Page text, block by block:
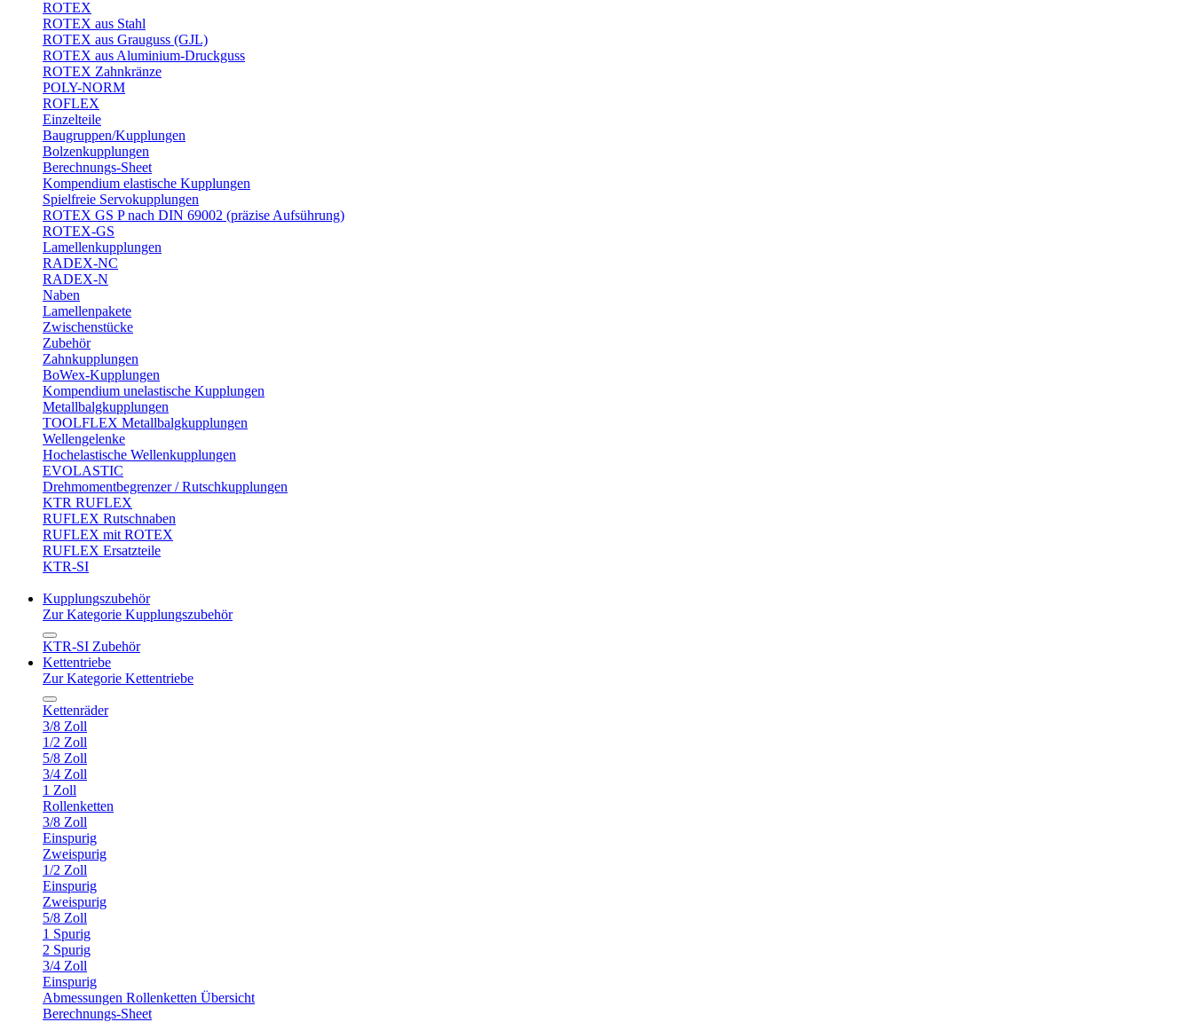
ROTEX
ROTEX aus Stahl
ROTEX aus Grauguss (GJL)
ROTEX aus Aluminium-Druckguss
ROTEX Zahnkränze
POLY-NORM
ROFLEX
Einzelteile
Baugruppen/Kupplungen
Bolzenkupplungen
Berechnungs-Sheet
Kompendium elastische Kupplungen
Spielfreie Servokupplungen
ROTEX GS P nach DIN 69002 (präzise Aufsührung)
ROTEX-GS
Lamellenkupplungen
RADEX-NC
RADEX-N
Naben
Lamellenpakete
Zwischenstücke
Zubehör
Zahnkupplungen
BoWex-Kupplungen
Kompendium unelastische Kupplungen
Metallbalgkupplungen
TOOLFLEX Metallbalgkupplungen
Wellengelenke
Hochelastische Wellenkupplungen
EVOLASTIC
Drehmomentbegrenzer / Rutschkupplungen
KTR RUFLEX
RUFLEX Rutschnaben
RUFLEX mit ROTEX
RUFLEX Ersatzteile
KTR-SI
Kupplungszubehör
Zur Kategorie Kupplungszubehör
KTR-SI Zubehör
Kettentriebe
Zur Kategorie Kettentriebe
Kettenräder
3/8 Zoll
1/2 Zoll
5/8 Zoll
3/4 Zoll
1 Zoll
Rollenketten
3/8 Zoll
Einspurig
Zweispurig
1/2 Zoll
Einspurig
Zweispurig
5/8 Zoll
1 Spurig
2 Spurig
3/4 Zoll
Einspurig
Abmessungen Rollenketten Übersicht
Berechnungs-Sheet